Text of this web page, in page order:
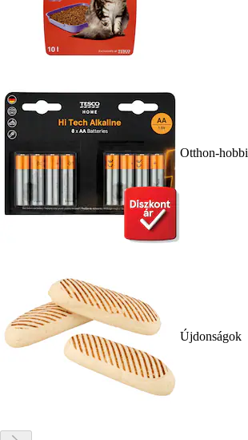
Otthon-hobbi
Újdonságok